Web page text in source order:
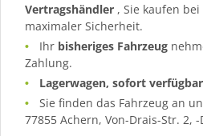
Vertragshändler , Sie kaufen
maximaler Sicherheit.
Ihr bisheriges Fahrzeug
Zahlung.
Lagerwagen, sofort
Sie finden das Fahrzeug an
77855 Achern, Von-Drais-Str. 2,